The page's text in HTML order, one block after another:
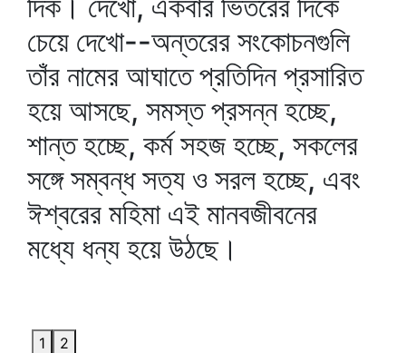
চেয়ে দেখো--অন্তরের সংকোচনগুলি
তাঁর নামের আঘাতে প্রতিদিন প্রসারিত
হয়ে আসছে, সমস্ত প্রসন্ন হচ্ছে,
শান্ত হচ্ছে, কর্ম সহজ হচ্ছে, সকলের
সঙ্গে সম্বন্ধ সত্য ও সরল হচ্ছে, এবং
ঈশ্বরের মহিমা এই মানবজীবনের
মধ্যে ধন্য হয়ে উঠছে।
1 2